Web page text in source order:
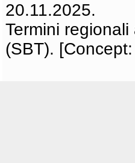
20.11.2025.
Termini regionali
(SBT).